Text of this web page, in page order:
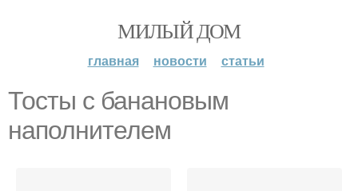
МИЛЫЙ ДОМ
главная новости статьи
Тосты с банановым
наполнителем